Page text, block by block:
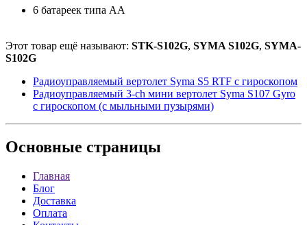
6 батареек типа АА
Этот товар ещё называют: STK-S102G, SYMA S102G, SYMA-
S102G
Радиоуправляемый вертолет Syma S5 RTF с гироскопом
Радиоуправляемый 3-ch мини вертолет Syma S107 Gyro
с гироскопом (с мыльными пузырями)
Основные страницы
Главная
Блог
Доставка
Оплата